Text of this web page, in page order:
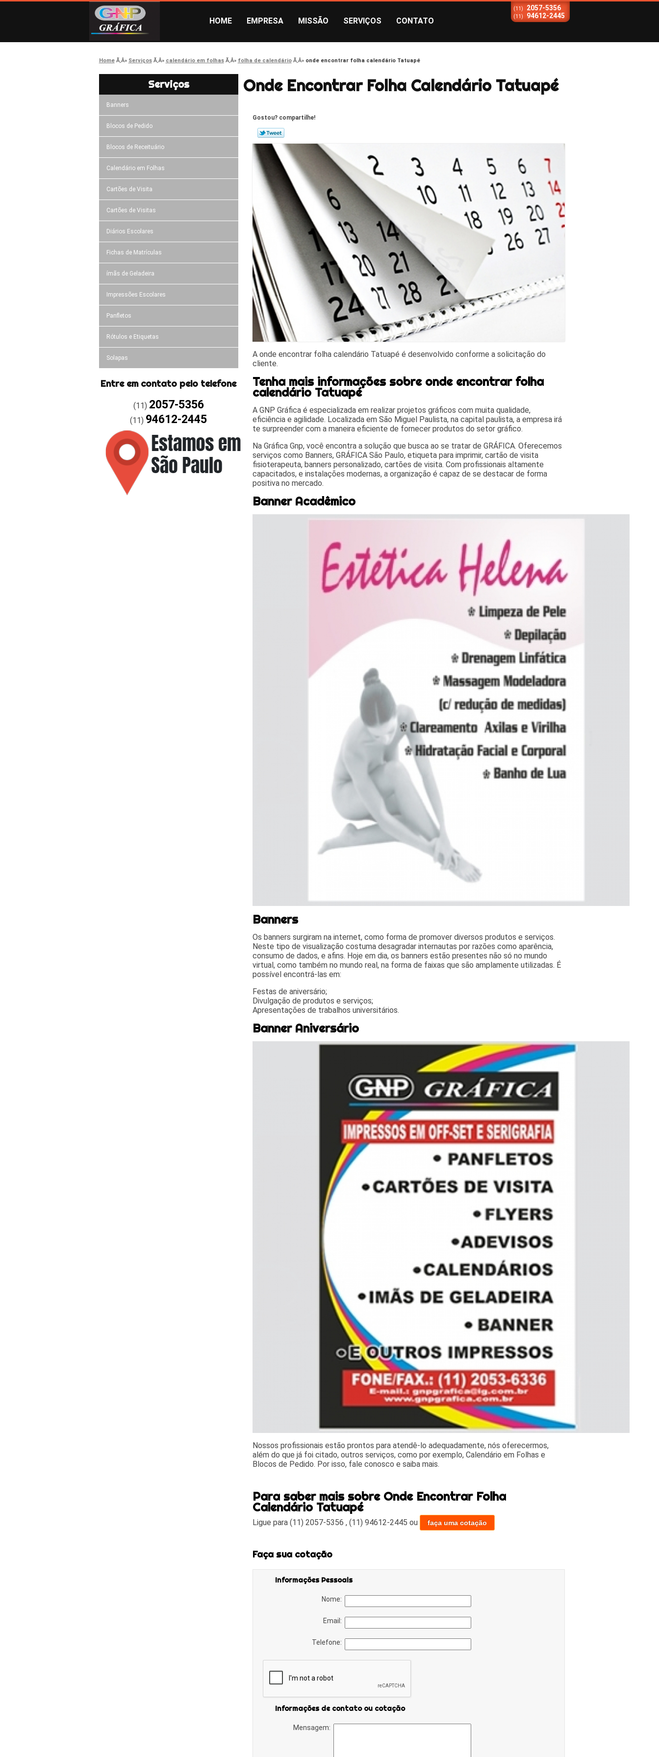
HOME EMPRESA MISSÃO SERVIÇOS CONTATO
(11) 2057-5356
(11) 94612-2445
Home Serviços calendário em folhas folha de calendário onde encontrar folha calendário Tatuapé
Serviços
Banners
Blocos de Pedido
Blocos de Receituário
Calendário em Folhas
Cartões de Visita
Cartões de Visitas
Diários Escolares
Fichas de Matrículas
ímãs de Geladeira
Impressões Escolares
Panfletos
Rótulos e Etiquetas
Solapas
Entre em contato pelo telefone
(11) 2057-5356
(11) 94612-2445
Onde Encontrar Folha Calendário Tatuapé
Gostou? compartilhe!
A onde encontrar folha calendário Tatuapé é desenvolvido conforme a solicitação do
cliente.
Tenha mais informações sobre onde encontrar folha
calendário Tatuapé
A GNP Gráfica é especializada em realizar projetos gráficos com muita qualidade,
eficiência e agilidade. Localizada em São Miguel Paulista, na capital paulista, a empresa irá
te surpreender com a maneira eficiente de fornecer produtos do setor gráfico.
Na Gráfica Gnp, você encontra a solução que busca ao se tratar de GRÁFICA. Oferecemos
serviços como Banners, GRÁFICA São Paulo, etiqueta para imprimir, cartão de visita
fisioterapeuta, banners personalizado, cartões de visita. Com profissionais altamente
capacitados, e instalações modernas, a organização é capaz de se destacar de forma
positiva no mercado.
Banner Acadêmico
Banners
Os banners surgiram na internet, como forma de promover diversos produtos e serviços.
Neste tipo de visualização costuma desagradar internautas por razões como aparência,
consumo de dados, e afins. Hoje em dia, os banners estão presentes não só no mundo
virtual, como também no mundo real, na forma de faixas que são amplamente utilizadas. É
possível encontrá-las em:
Festas de aniversário;
Divulgação de produtos e serviços;
Apresentações de trabalhos universitários.
Banner Aniversário
Nossos profissionais estão prontos para atendê-lo adequadamente, nós oferecermos,
além do que já foi citado, outros serviços, como por exemplo, Calendário em Folhas e
Blocos de Pedido. Por isso, fale conosco e saiba mais.
Para saber mais sobre Onde Encontrar Folha
Calendário Tatuapé
Ligue para(11) 2057-5356 ,(11) 94612-2445 ou faça uma cotação
Faça sua cotação
Informações Pessoais
Nome:
Email:
Telefone:
Informações de contato ou cotação
Mensagem: